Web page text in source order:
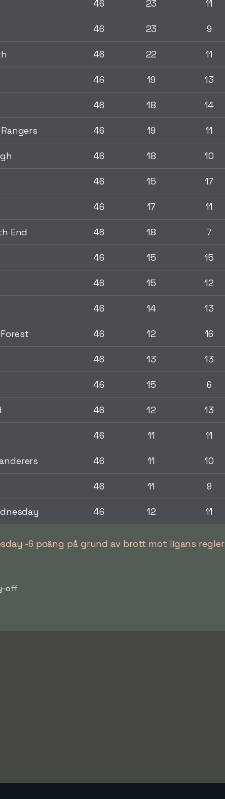
46 23 11
46 23 9
46 22 11
46 19 13
46 18 14
46 19 11
46 18 10
46 15 17
46 17 11
End 46 18 7
46 15 15
46 15 12
46 14 13
46 12 16
46 13 13
46 15 6
46 12 13
46 11 11
46 11 10
46 11 9
46 12 11
-6 poäng på grund av brott mot ligans regler
off